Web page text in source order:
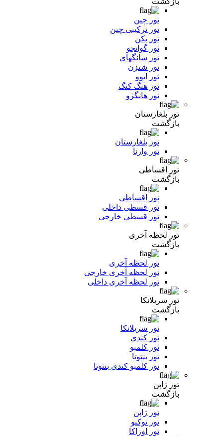
تور چین
تور ترکیبی چین
تور پکن
تور گوانجو
تور شانگهای
تور شنزن
تور ایوو
تور هنگ کنگ
تور هانگژو
تور بلغارستان
بازگشت
تور بلغارستان
تور وارنا
تور اقساطی
بازگشت
تور اقساطی
تور قسطی داخلی
تور قسطی خارجی
تور لحظه آخری
بازگشت
تور لحظه آخری
تور لحظه آخری خارجی
تور لحظه آخری داخلی
تور سریلانکا
بازگشت
تور سریلانکا
تور کندی
تور کلمبو
تور بنتوتا
تور کلمبو کندی بنتوتا
تور ژاپن
بازگشت
تور ژاپن
تور توکیو
تور اوزاکا